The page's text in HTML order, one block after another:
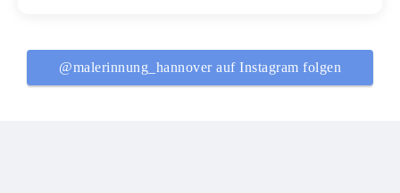
@malerinnung_hannover auf Instagram folgen